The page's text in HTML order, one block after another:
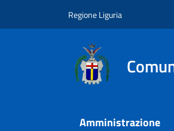
Regione Liguria
Amministrazione